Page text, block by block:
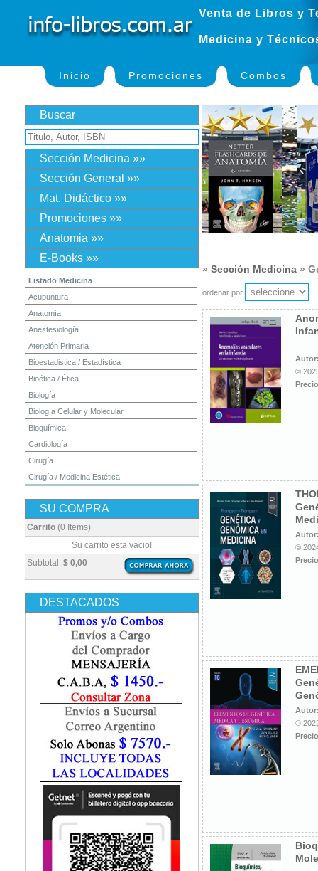
Venta de Libros y
Medicina y
Inicio Promociones Combos
Buscar
Sección Medicina »»
Sección General »»
Mat. Didáctico »»
Promociones »»
Anatomia »»
E-Books »»
Listado Medicina
Acupuntura
Anatomía
Anestesiología
Atención Primaria
Bioestadistica / Estadística
Bioética / Ética
Biología
Biología Celular y Molecular
Bioquímica
Cardiología
Cirugía
Cirugía / Medicina Estética
Dermatología
Diagnóstico por Imagen / Radiología
Embriología
Enfermería
Epidemiología
Farmacia / Farmacología
Fisiatría / Kinesiología
Fisiología / Fisiopatología
Fonoaudiología
Gastroenterología
Geriatría
Ginecología / Obstetricia
Hematología
Histología
Homeopatía
Infectología
Inmunología
Instrumentación Quirurgica
SU COMPRA
Carrito (0 Items)
Subtotal: $ 0,00
Su carrito esta vacio!
DESTACADOS
» Sección Medicina »
ordenar por
©
©
©